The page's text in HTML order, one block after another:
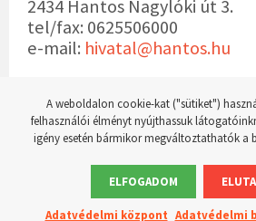
2434 Hantos Nagylóki út 3.
tel/fax: 0625506000
e-mail: hivatal@hantos.hu
© 2023 Hantos község hivatalos weboldala
A weboldalon cookie-kat ("sütiket")
felhasználói élményt nyújthassuk
igény esetén bármikor megváltoztathatók a
ELFOGADOM
Adatvédelmi központ Adatvédelmi